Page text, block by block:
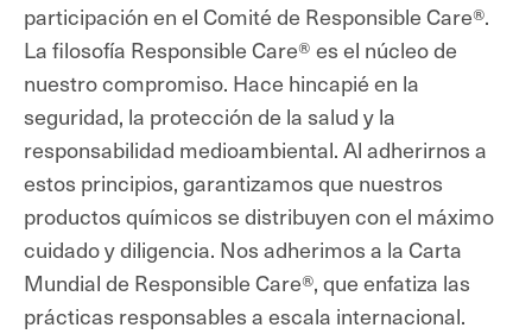
participación en el Comité de Responsible Care®.
La filosofía Responsible Care® es el núcleo de
nuestro compromiso. Hace hincapié en la
seguridad, la protección de la salud y la
responsabilidad medioambiental. Al adherirnos a
estos principios, garantizamos que nuestros
productos químicos se distribuyen con el máximo
cuidado y diligencia. Nos adherimos a la Carta
Mundial de Responsible Care®, que enfatiza las
prácticas responsables a escala internacional.